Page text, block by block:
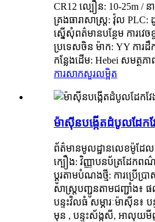
CR12 ល្បឿន: 10-25m / ន
គ្រងធារាសាស្ត្រ: វ៉ុល
ស្នើសុំពត៌មានបន្ថែម ការវេ
ប្រទេសចិន ម៉ាក: YY ការ
កន្លែងដើម: Hebei សមត្ថភា
ការសាកសួរលម្អិត
ម៉ាស៊ីនបង្កើតដំបូលដែកវ
ព័ត៌មានមូលដ្ឋានលេខម៉ូដែល
ក្បឿង: វិញ្ញាបនប័ត្រដែកព
ប្ដូរតាមបំណងថ្មី: ការប្រើប្
សាស្ត្របញ្ជូនតាមជញ្ជាំង
បន្ទះវិលធំ សម្ភារៈម៉ាស៊ីន៖ ប
មុន , បន្ទះស័ង្កសី, អាលុយមី